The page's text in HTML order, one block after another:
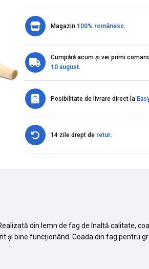
Magazin 100% românesc.
Cumpără acum și vei primi
10 august.
Posibilitate de livrare direct la
14 zile drept de retur.
din lemn de fag de înaltă calitate,
și bine funcționând. Coada din fag pentru